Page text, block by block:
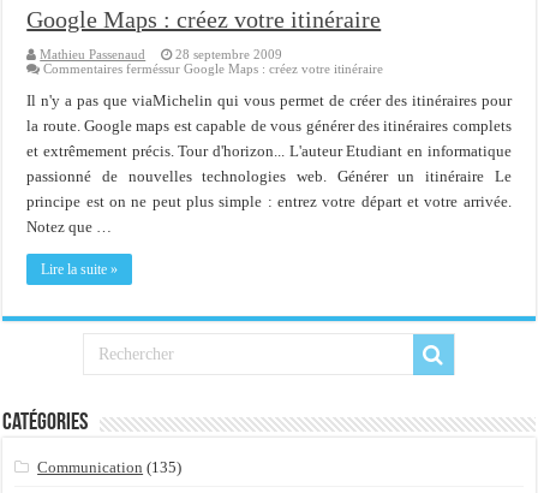
Supprimer une boite partagée avec outlook 2010 ou 2013 (environnement
Veille technologique du 13-02-2016
Veille technologique du 23/01/2016
Veille technologique du 17-01-2016
Bonne année 2016 et rétro 2015
Memento - Centos revenir en arrière après un yum update
Importer du contenu XML dans une table SQL serveur
Google Maps : créez votre itinéraire
Mathieu Passenaud
28 septembre 2009
Commentaires ferméssur Google Maps : créez votre itinéraire
Il n'y a pas que viaMichelin qui vous permet de créer des itinéraires pour
la route. Google maps est capable de vous générer des itinéraires complets
et extrêmement précis. Tour d'horizon... L'auteur Etudiant en informatique
passionné de nouvelles technologies web. Générer un itinéraire Le
principe est on ne peut plus simple : entrez votre départ et votre arrivée.
Notez que …
Lire la suite »
Catégories
Communication (135)